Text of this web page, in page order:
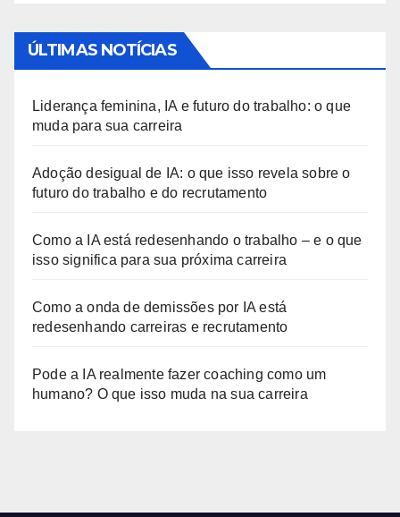
ÚLTIMAS NOTÍCIAS
Liderança feminina, IA e futuro do trabalho: o que
muda para sua carreira
Adoção desigual de IA: o que isso revela sobre o
futuro do trabalho e do recrutamento
Como a IA está redesenhando o trabalho – e o que
isso significa para sua próxima carreira
Como a onda de demissões por IA está
redesenhando carreiras e recrutamento
Pode a IA realmente fazer coaching como um
humano? O que isso muda na sua carreira